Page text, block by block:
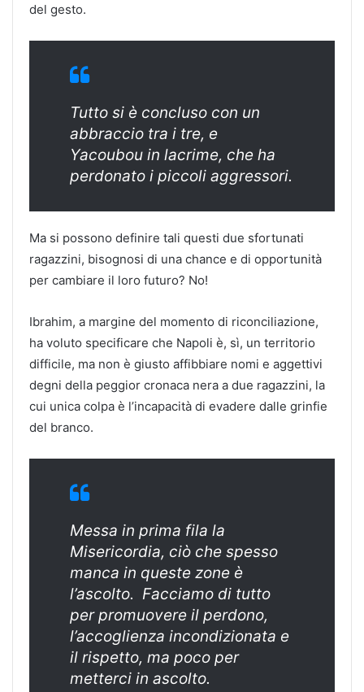
del gesto.
Tutto si è concluso con un
abbraccio tra i tre, e
Yacoubou in lacrime, che ha
perdonato i piccoli aggressori.
Ma si possono definire tali questi due sfortunati
ragazzini, bisognosi di una chance e di opportunità
per cambiare il loro futuro? No!
Ibrahim, a margine del momento di riconciliazione,
ha voluto specificare che Napoli è, sì, un territorio
difficile, ma non è giusto affibbiare nomi e aggettivi
degni della peggior cronaca nera a due ragazzini, la
cui unica colpa è l’incapacità di evadere dalle grinfie
del branco.
Messa in prima fila la
Misericordia, ciò che spesso
manca in queste zone è
l’ascolto. Facciamo di tutto
per promuovere il perdono,
l’accoglienza incondizionata e
il rispetto, ma poco per
metterci in ascolto.